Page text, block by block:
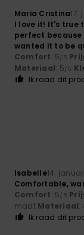
Maria Cristina17.
I love it! It's true
perfect because
wanted it to be
Comfort: 5/5
Materiaal: 5/5
Ik raad dit
Isabelle14.
Comfortable,
Comfort: 5/5
maat Materiaal:
Ik raad dit